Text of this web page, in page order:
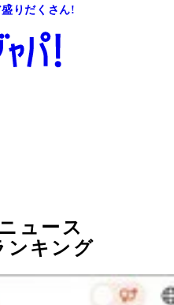
りだくさん!
ュース
ンキング